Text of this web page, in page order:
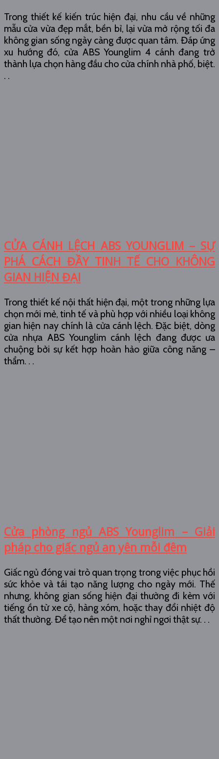
Trong thiết kế kiến trúc hiện đại, nhu cầu về những
mẫu cửa vừa đẹp mắt, bền bỉ, lại vừa mở rộng tối đa
không gian sống ngày càng được quan tâm. Đáp ứng
xu hướng đó, cửa ABS Younglim 4 cánh đang trở
thành lựa chọn hàng đầu cho cửa chính nhà phố, biệt.
. .
CỬA CÁNH LỆCH ABS YOUNGLIM – SỰ
PHÁ CÁCH ĐẦY TINH TẾ CHO KHÔNG
GIAN HIỆN ĐẠI
Trong thiết kế nội thất hiện đại, một trong những lựa
chọn mới mẻ, tinh tế và phù hợp với nhiều loại không
gian hiện nay chính là cửa cánh lệch. Đặc biệt, dòng
cửa nhựa ABS Younglim cánh lệch đang được ưa
chuộng bởi sự kết hợp hoàn hảo giữa công năng –
thẩm. . .
Cửa phòng ngủ ABS Younglim – Giải
pháp cho giấc ngủ an yên mỗi đêm
Giấc ngủ đóng vai trò quan trọng trong việc phục hồi
sức khỏe và tái tạo năng lượng cho ngày mới. Thế
nhưng, không gian sống hiện đại thường đi kèm với
tiếng ồn từ xe cộ, hàng xóm, hoặc thay đổi nhiệt độ
thất thường. Để tạo nên một nơi nghỉ ngơi thật sự. . .